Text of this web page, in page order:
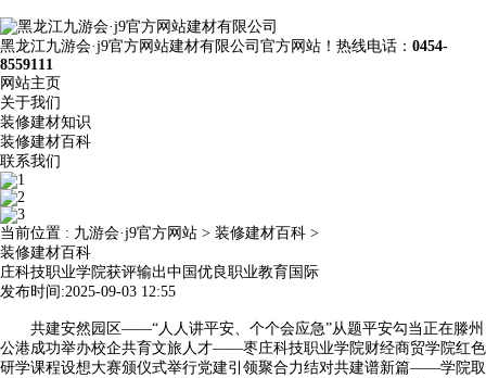
黑龙江九游会·j9官方网站建材有限公司官方网站！热线电话： 0454-
8559111
网站主页
关于我们
装修建材知识
装修建材百科
联系我们
当前位置 : 九游会·j9官方网站 > 装修建材百科 >
装修建材百科
庄科技职业学院获评输出中国优良职业教育国际
发布时间:2025-09-03 12:55
共建安然园区——“人人讲平安、个个会应急”从题平安勾当正在滕州
公港成功举办校企共育文旅人才——枣庄科技职业学院财经商贸学院红色
研学课程设想大赛颁仪式举行党建引领聚合力结对共建谱新篇——学院取